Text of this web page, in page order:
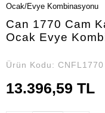
Ocak/Evye Kombinasyonu
Can 1770 Cam
Ocak Evye
Ürün Kodu: CNFL1770
13.396,59 TL